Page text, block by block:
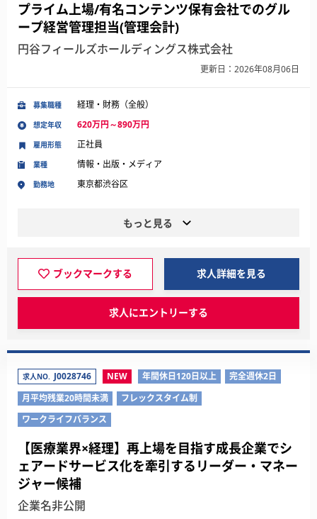
プライム上場/有名コンテンツ保有会社でのグル
ープ経営管理担当(管理会計)
円谷フィールズホールディングス株式会社
更新日：2026年08月06日
募集職種 経理・財務（全般）
想定年収 620万円～890万円
業種 情報・出版・メディア
勤務地 東京都渋谷区
雇用形態 正社員
もっと見る
ブックマークする 求人詳細を見る
求人にエントリーする
求人NO. J0028746 NEW 年間休日120日以上
完全週休2日
月平均残業20時間未満
フレックスタイム制
ワークライフバランス
【医療業界×経理】再上場を目指す成長企業でシ
ェアードサービス化を牽引するリーダー・マネー
ジャー候補
企業名非公開